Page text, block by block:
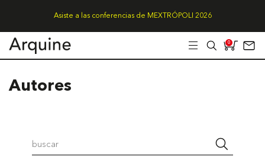
Asiste a las conferencias de MEXTRÓPOLI 2026
0
Autores